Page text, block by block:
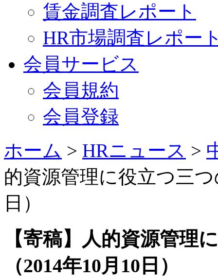
賃金調査レポート
HR市場調査レポー
会員サービス
会員規約
会員登録
ホーム > HRニュース >
的資源管理に役立つ三
日）
【寄稿】人的資源管理
（2014年10月10日）